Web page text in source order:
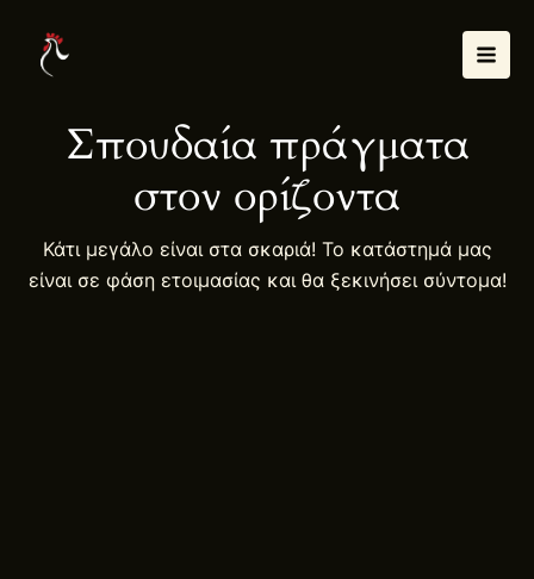
περιεχόμενο
Σπουδαία πράγματα
στον ορίζοντα
Κάτι μεγάλο είναι στα σκαριά! Το κατάστημά μας
είναι σε φάση ετοιμασίας και θα ξεκινήσει σύντομα!